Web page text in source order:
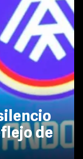
de